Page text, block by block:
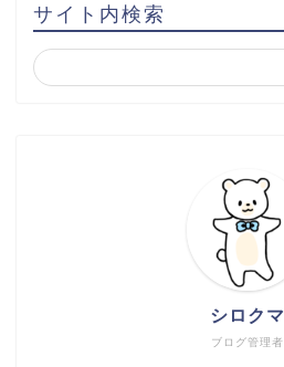
サイト内検索
ブログ管理者
シロクマ